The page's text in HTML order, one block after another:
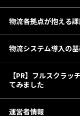
物流各拠点が抱える
物流システム導入の
【PR】フルスクラ
てみました
運営者情報